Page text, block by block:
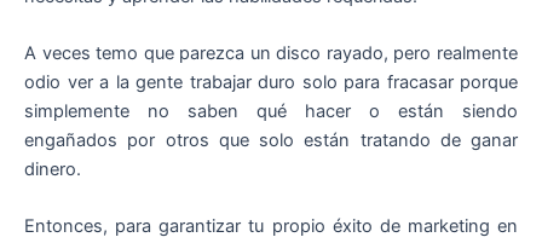
A veces temo que parezca un disco rayado, pero realmente
odio ver a la gente trabajar duro solo para fracasar porque
simplemente no saben qué hacer o están siendo
engañados por otros que solo están tratando de ganar
dinero.
Entonces, para garantizar tu propio éxito de marketing en